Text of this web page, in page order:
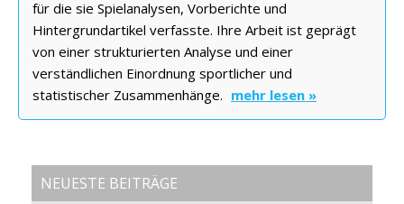
für die sie Spielanalysen, Vorberichte und
Hintergrundartikel verfasste. Ihre Arbeit ist geprägt
von einer strukturierten Analyse und einer
verständlichen Einordnung sportlicher und
statistischer Zusammenhänge. mehr lesen »
NEUESTE BEITRÄGE